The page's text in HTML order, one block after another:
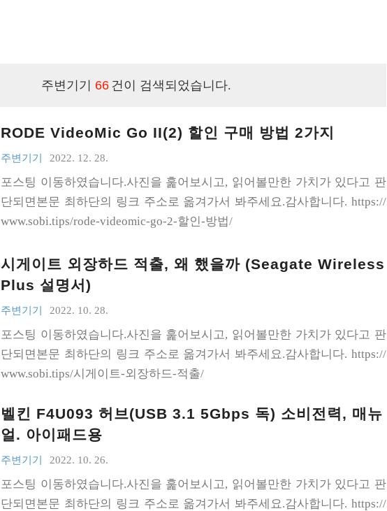
주변기기 66 건이 검색되었습니다.
RODE VideoMic Go II(2) 할인 구매 방법 2가지
주변기기 2022. 12. 28.
포스팅 이동하였습니다.사진을 훑어보시고, 읽어볼만한 가치가 있다고 판
단되면본문 최하단의 링크 주소로 옮겨가서 봐주세요.감사합니다. https://
www.sobi.tips/rode-videomic-go-2-할인-방법/
시게이트 외장하드 적출, 왜 했을까 (Seagate Wireless
Plus 설명서)
주변기기 2022. 10. 28.
포스팅 이동하였습니다.사진을 훑어보시고, 읽어볼만한 가치가 있다고 판
단되면본문 최하단의 링크 주소로 옮겨가서 봐주세요.감사합니다. https://
www.sobi.tips/시게이트-외장하드-적출/
벨킨 F4U093 허브(USB 3.1 5Gbps 독) 소비전력, 매뉴
얼. 아이패드용
주변기기 2022. 10. 26.
포스팅 이동하였습니다.사진을 훑어보시고, 읽어볼만한 가치가 있다고 판
단되면본문 최하단의 링크 주소로 옮겨가서 봐주세요.감사합니다. https://